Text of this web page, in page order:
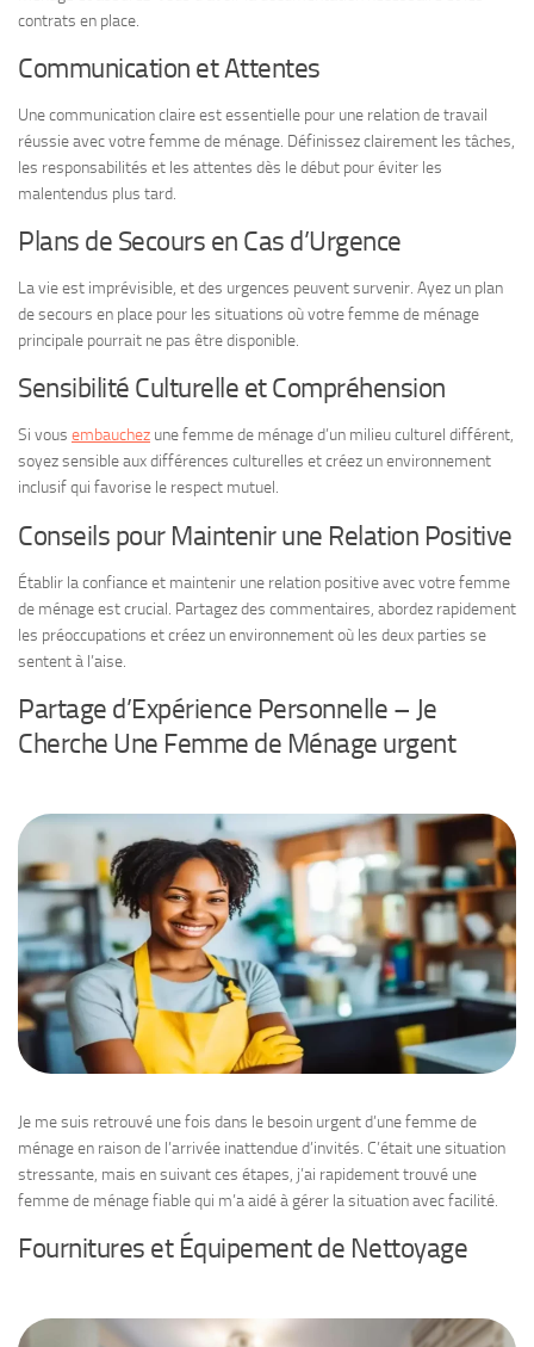
contrats en place.
Communication et Attentes
Une communication claire est essentielle pour une relation de travail
réussie avec votre femme de ménage. Définissez clairement les tâches,
les responsabilités et les attentes dès le début pour éviter les
malentendus plus tard.
Plans de Secours en Cas d’Urgence
La vie est imprévisible, et des urgences peuvent survenir. Ayez un plan
de secours en place pour les situations où votre femme de ménage
principale pourrait ne pas être disponible.
Sensibilité Culturelle et Compréhension
Si vous embauchez une femme de ménage d’un milieu culturel différent,
soyez sensible aux différences culturelles et créez un environnement
inclusif qui favorise le respect mutuel.
Conseils pour Maintenir une Relation Positive
Établir la confiance et maintenir une relation positive avec votre femme
de ménage est crucial. Partagez des commentaires, abordez rapidement
les préoccupations et créez un environnement où les deux parties se
sentent à l’aise.
Partage d’Expérience Personnelle – Je
Cherche Une Femme de Ménage urgent
Je me suis retrouvé une fois dans le besoin urgent d’une femme de
ménage en raison de l’arrivée inattendue d’invités. C’était une situation
stressante, mais en suivant ces étapes, j’ai rapidement trouvé une
femme de ménage fiable qui m’a aidé à gérer la situation avec facilité.
Fournitures et Équipement de Nettoyage